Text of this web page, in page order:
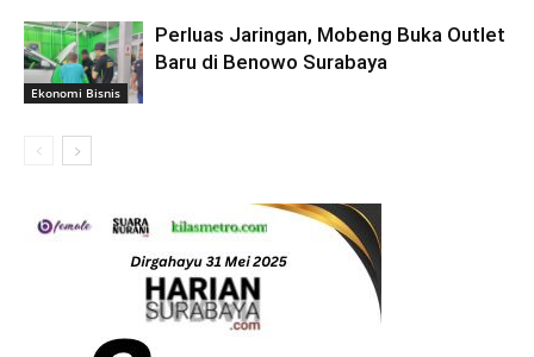
Ekonomi Bisnis
Perluas Jaringan, Mobeng Buka Outlet
Baru di Benowo Surabaya